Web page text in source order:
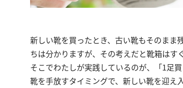
新しい靴を買ったとき、古い靴もそのま
ちは分かりますが、その考えだと靴箱はす
そこでわたしが実践しているのが、「1足
靴を手放すタイミングで、新しい靴を迎え